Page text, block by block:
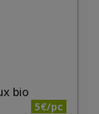
bio
5€/pc